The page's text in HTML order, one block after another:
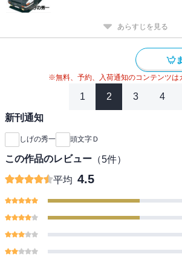
あらすじを見る
※無料、予約、入荷通知のコンテンツは
1 2 3 4
新刊通知
しげの秀一 頭文字Ｄ
この作品のレビュー （5件）
平均 4.5